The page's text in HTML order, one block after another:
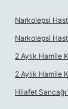
Narkolepsi
Narkolepsi
2 Aylık Hamile
2 Aylık Hamile
Hilafet